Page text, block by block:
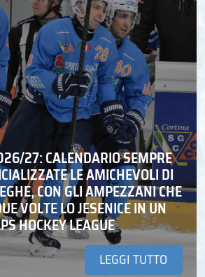
27: CALENDARIO SEMPRE
LE AMICHEVOLI DI
CON GLI AMPEZZANI CHE
VOLTE LO JESENICE IN UN
HOCKEY LEAGUE
LEGGI TUTTO